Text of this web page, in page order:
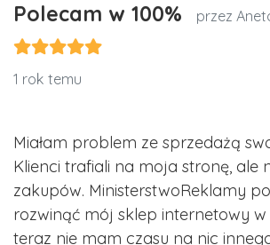
Polecam w 100% przez
1 rok temu
Miałam problem ze sprzedażą
Klienci trafiali na moja stronę, ale
zakupów. MinisterstwoReklamy
rozwinąć mój sklep internetowy
teraz nie mam czasu na nic